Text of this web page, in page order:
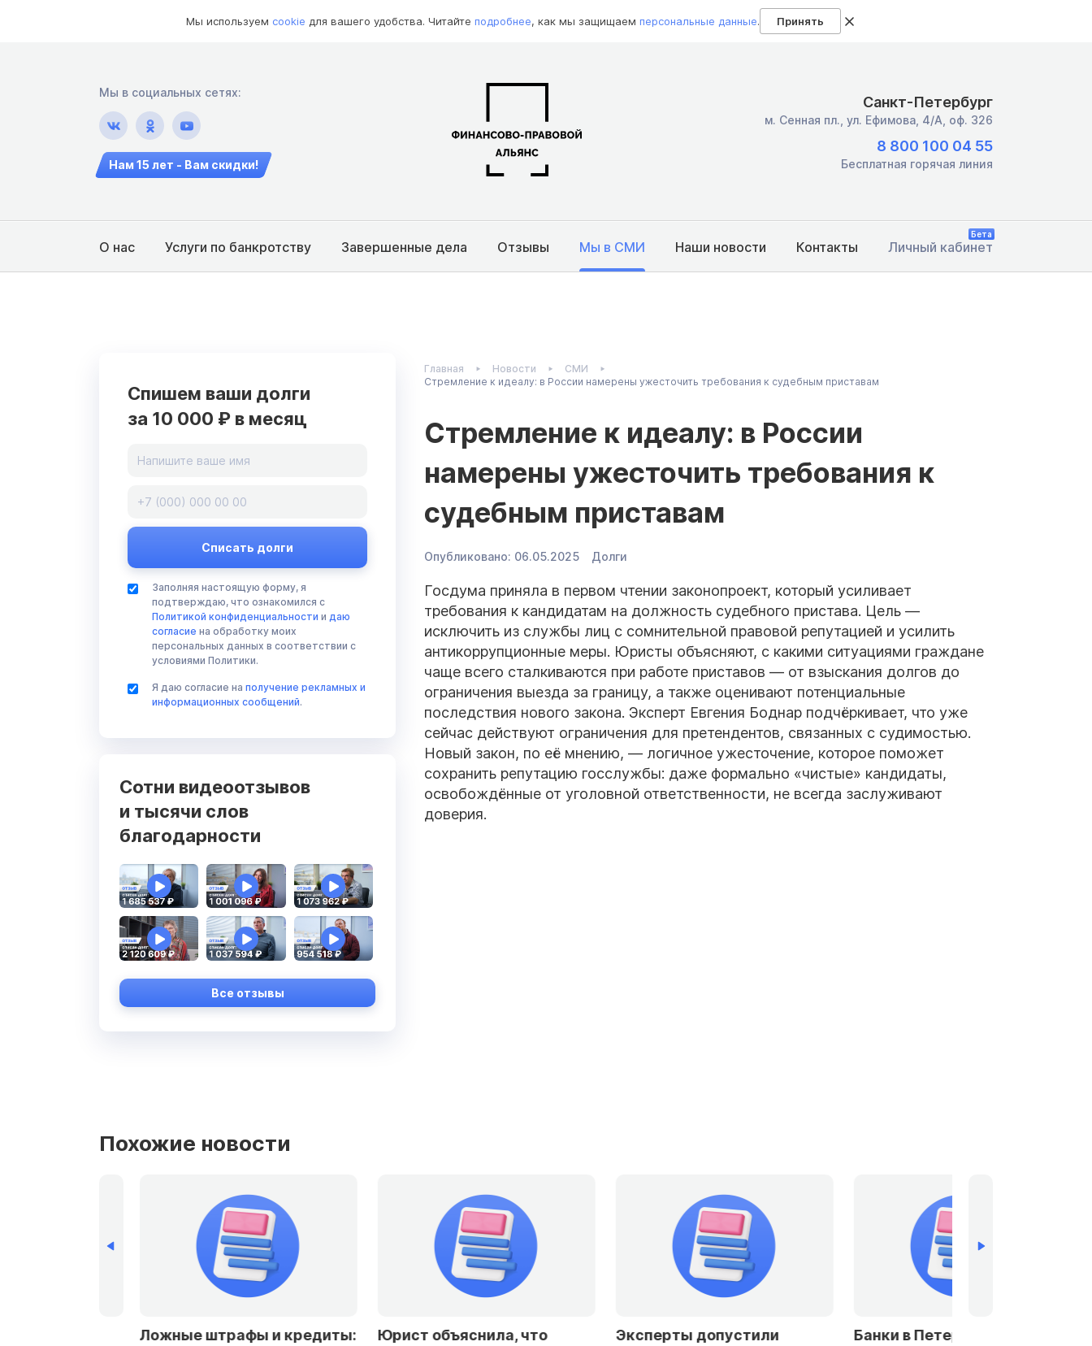
Мы используем cookie для вашего удобства. Читайте подробнее, как мы защищаем персональные данные. Принять
Мы в социальных сетях:
Нам 15 лет - Вам скидки!
Санкт-Петербург
м. Сенная пл., ул. Ефимова, 4/А, оф. 326
8 800 100 04 55
Бесплатная горячая линия
О нас Услуги по банкротству Завершенные дела Отзывы Мы в СМИ Наши новости Контакты Личный кабинет
Бета
Спишем ваши долги
за 10 000 ₽ в месяц
Заполняя настоящую форму, я
подтверждаю, что ознакомился с
Политикой конфиденциальности и даю
согласие на обработку моих
персональных данных в соответствии с
условиями Политики.
Я даю согласие на получение рекламных и
информационных сообщений.
Сотни видеоотзывов
и тысячи слов
благодарности
Все отзывы
Главная Новости
СМИ
Стремление к идеалу: в России намерены ужесточить требования к судебным приставам
Стремление к идеалу: в России
намерены ужесточить требования к
судебным приставам
Опубликовано: 06.05.2025 Долги
Госдума приняла в первом чтении законопроект, который усиливает
требования к кандидатам на должность судебного пристава. Цель —
исключить из службы лиц с сомнительной правовой репутацией и усилить
антикоррупционные меры. Юристы объясняют, с какими ситуациями граждане
чаще всего сталкиваются при работе приставов — от взыскания долгов до
ограничения выезда за границу, а также оценивают потенциальные
последствия нового закона. Эксперт Евгения Боднар подчёркивает, что уже
сейчас действуют ограничения для претендентов, связанных с судимостью.
Новый закон, по её мнению, — логичное ужесточение, которое поможет
сохранить репутацию госслужбы: даже формально «чистые» кандидаты,
освобождённые от уголовной ответственности, не всегда заслуживают
доверия.
Похожие новости
Ложные штрафы и кредиты:
Юрист объяснила, что
Эксперты допустили
Банки в Петербурге и